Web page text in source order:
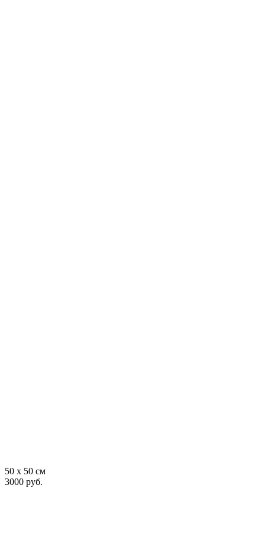
50 x 50 см
3000 руб.